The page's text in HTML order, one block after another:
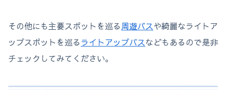
その他にも主要スポットを巡る周遊バスや綺麗なライトア
ップスポットを巡る ライトアップバスなどもあるので是非
チェックしてみてください。